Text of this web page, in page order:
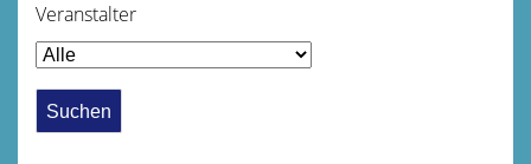
Veranstalter